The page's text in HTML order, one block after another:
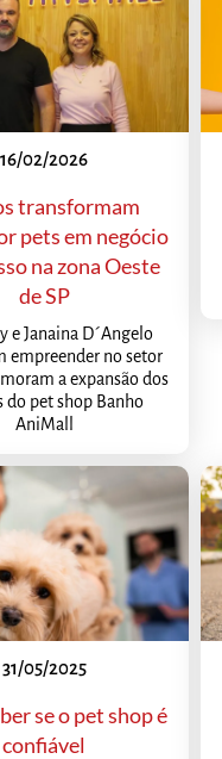
16/02/2026
transformam
pets em negócio
na zona Oeste
de SP
e Janaina D´Angelo
empreender no setor
a expansão dos
do pet shop Banho
AniMall
31/05/2025
se o pet shop é
confiável